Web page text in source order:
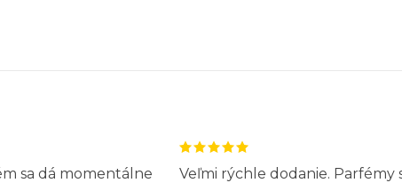
sa dá momentálne
Veľmi rýchle dodanie. Parfémy